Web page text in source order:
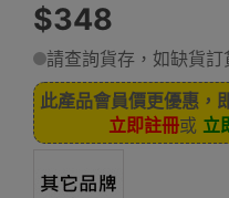
$348
請查詢貨存，如缺貨
此產品會員價更優惠，
立即註冊或 立